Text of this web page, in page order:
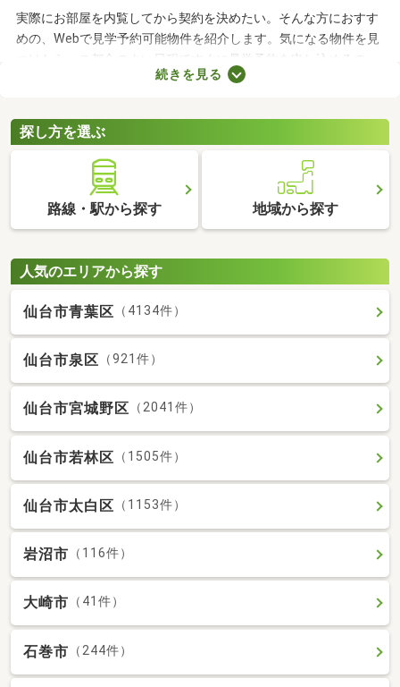
実際にお部屋を内覧してから契約を決めたい。そんな方におすす
めの、Webで見学予約可能物件を紹介します。気になる物件を見
つけたら、ご都合のよい日程ですぐに見学予約を申し込めるの
で、お部屋探しもスムーズに進みますよ。複数のお部屋を実際に
続きを見る
探し方を選ぶ
路線・駅から探す 地域から探す
人気のエリアから探す
仙台市青葉区 （4134件）
仙台市泉区 （921件）
仙台市宮城野区 （2041件）
仙台市若林区 （1505件）
仙台市太白区 （1153件）
岩沼市 （116件）
大崎市 （41件）
石巻市 （244件）